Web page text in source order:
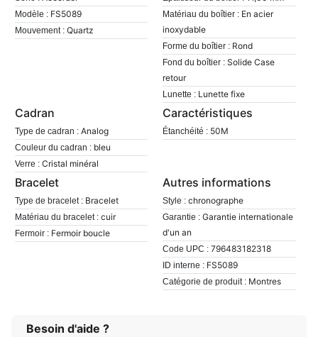
Modèle : FS5089
Mouvement : Quartz
Matériau du boîtier : En acier
inoxydable
Forme du boîtier : Rond
Fond du boîtier : Solide Case
retour
Lunette : Lunette fixe
Cadran
Type de cadran : Analog
Couleur du cadran : bleu
Verre : Cristal minéral
Caractéristiques
Étanchéité : 50M
Bracelet
Type de bracelet : Bracelet
Matériau du bracelet : cuir
Fermoir : Fermoir boucle
Autres informations
Style : chronographe
Garantie : Garantie internationale
d'un an
Code UPC : 796483182318
ID interne : FS5089
Catégorie de produit : Montres
Besoin d'aide ?